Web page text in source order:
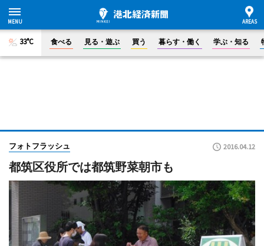
33°C 食べる 見る・遊ぶ 買う 暮らす・働く 学ぶ・知る
フォトフラッシュ 2016.04.12
都筑区役所では都筑野菜朝市も